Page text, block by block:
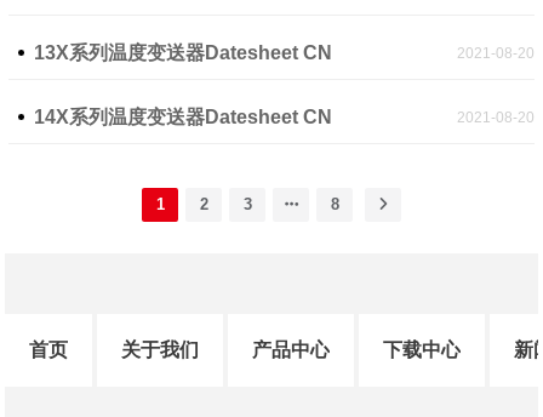
13X系列温度变送器Datesheet CN 2021-08-20
14X系列温度变送器Datesheet CN 2021-08-20
1 2 3 8
首页 关于我们 产品中心 下载中心 新